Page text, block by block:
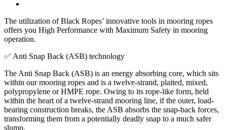
The utilization of Black Ropes’ innovative tools in mooring ropes
offers you High Performance with Maximum Safety in mooring
operation.
✅ Αnti Snap Back (ASB) technology
The Anti Snap Back (ASB) is an energy absorbing core, which sits
within our mooring ropes and is a twelve-strand, plaited, mixed,
polypropylene or HMPE rope. Owing to its rope-like form, held
within the heart of a twelve-strand mooring line, if the outer, load-
bearing construction breaks, the ASB absorbs the snap-back forces,
transforming them from a potentially deadly snap to a much safer
slump.